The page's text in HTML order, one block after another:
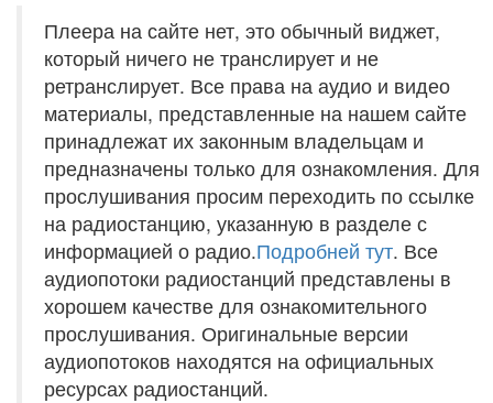
Плеера на сайте нет, это обычный виджет,
который ничего не транслирует и не
ретранслирует. Все права на аудио и видео
материалы, представленные на нашем сайте
принадлежат их законным владельцам и
предназначены только для ознакомления. Для
прослушивания просим переходить по ссылке
на радиостанцию, указанную в разделе с
информацией о радио.Подробней тут. Все
аудиопотоки радиостанций представлены в
хорошем качестве для ознакомительного
прослушивания. Оригинальные версии
аудиопотоков находятся на официальных
ресурсах радиостанций.